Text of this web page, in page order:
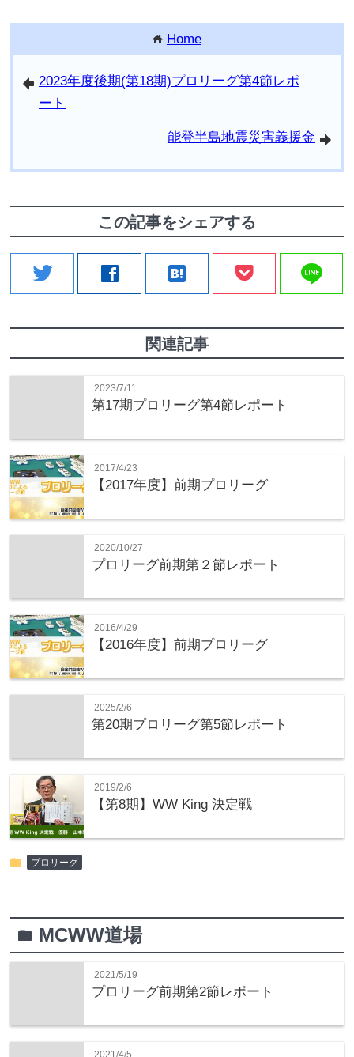
home Home
arrowleft 2023年度後期(第18期)プロリーグ第4節レポ
ート
arrowright
能登半島地震災害義援金
この記事をシェアする
twitter facebook hatenabookmark line
関連記事
2023/7/11
第17期プロリーグ第4節レポート
2017/4/23
【2017年度】前期プロリーグ
2020/10/27
プロリーグ前期第２節レポート
2016/4/29
【2016年度】前期プロリーグ
2025/2/6
第20期プロリーグ第5節レポート
2019/2/6
【第8期】WW King 決定戦
folder プロリーグ
folder MCWW道場
2021/5/19
プロリーグ前期第2節レポート
2021/4/5